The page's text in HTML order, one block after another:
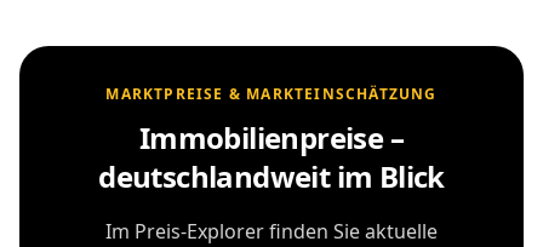
MARKTPREISE & MARKTEINSCHÄTZUNG
Immobilienpreise –
deutschlandweit im Blick
Im Preis-Explorer finden Sie aktuelle